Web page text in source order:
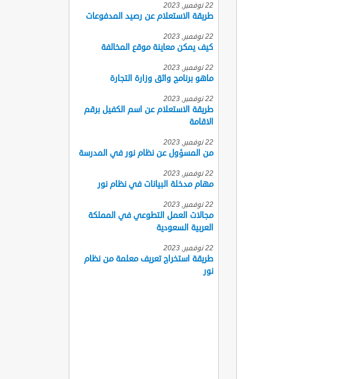
22 نوفمبر, 2023
طريقة الاستعلام عن رصيد المدفوعات
22 نوفمبر, 2023
كيف يمكن معاينة موقع المخالفة
22 نوفمبر, 2023
ماهو برنامج واثق وزارة التجارة
22 نوفمبر, 2023
طريقة الاستعلام عن اسم الكفيل برقم
الاقامة
22 نوفمبر, 2023
من المسؤول عن نظام نور في المدرسة
22 نوفمبر, 2023
مهام مدخلة البيانات في نظام نور
22 نوفمبر, 2023
مجالات العمل التطوعي في المملكة
العربية السعودية
22 نوفمبر, 2023
طريقة استخراج تعريف معلمة من نظام
نور